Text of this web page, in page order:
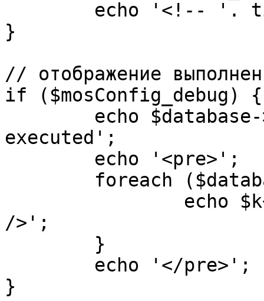
}
// отображение
if ($mosConfig_debug) {
executed';
/>';
}